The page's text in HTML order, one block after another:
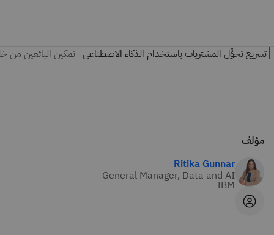
مؤلف
Ritika Gunnar
General Manager, Data and AI
IBM